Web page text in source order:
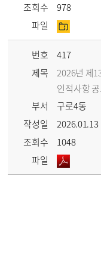
조회수
978
파일
번호
417
제목
2026년 제
인적사항
부서
구로4동
작성일
2026.01.13
조회수
1048
파일